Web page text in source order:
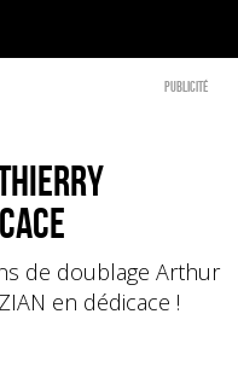
Publicité
Thierry
de doublage Arthur
en dédicace !